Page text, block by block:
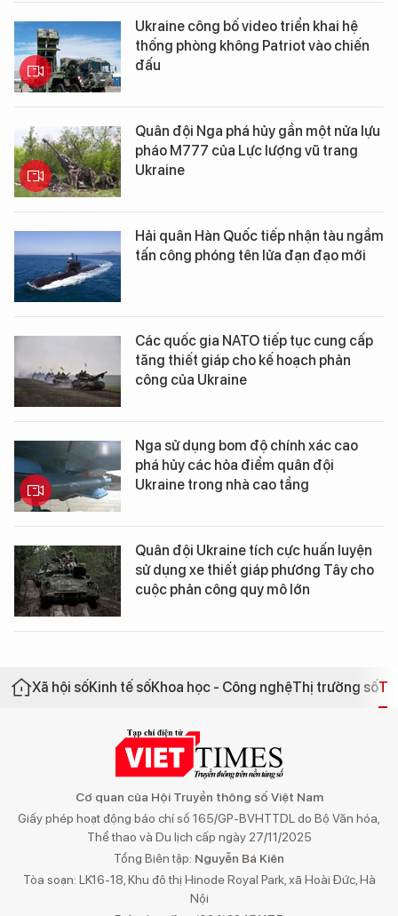
Ukraine công bố video triển khai hệ
thống phòng không Patriot vào chiến
đấu
Quân đội Nga phá hủy gần một nửa lựu
pháo M777 của Lực lượng vũ trang
Ukraine
Hải quân Hàn Quốc tiếp nhận tàu ngầm
tấn công phóng tên lửa đạn đạo mới
Các quốc gia NATO tiếp tục cung cấp
tăng thiết giáp cho kế hoạch phản
công của Ukraine
Nga sử dụng bom độ chính xác cao
phá hủy các hỏa điểm quân đội
Ukraine trong nhà cao tầng
Quân đội Ukraine tích cực huấn luyện
sử dụng xe thiết giáp phương Tây cho
cuộc phản công quy mô lớn
Xã hội sốKinh tế sốKhoa học - Công nghệThị trường số
Cơ quan của Hội Truyền thông số Việt Nam
Giấy phép hoạt động báo chí số 165/GP-BVHTTDL do Bộ Văn hóa,
Thể thao và Du lịch cấp ngày 27/11/2025
Tổng Biên tập: Nguyễn Bá Kiên
Tòa soạn: LK16-18, Khu đô thị Hinode Royal Park, xã Hoài Đức, Hà
Nội